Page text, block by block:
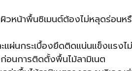
วหน้าพื้นซิเมนต์ต้องไม่หลุดร่อนห
แผ่นกระเบื้องยึดติดแน่นแข็งแรงไม่
นการติดตั้งพื้นไม้ลามิเนต